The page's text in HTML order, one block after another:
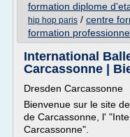
formation diplome
hip hop paris / centre
formation
International
Carcassonne |
Dresden Carcassonne
Bienvenue sur le site
de Carcassonne, l'
Carcassonne".